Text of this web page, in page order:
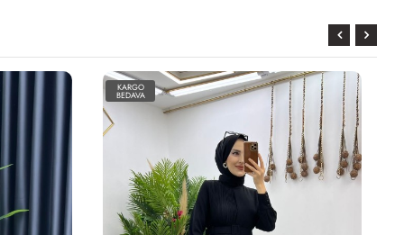
KARGO
BEDAVA